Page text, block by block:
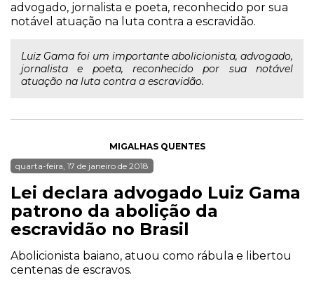
advogado, jornalista e poeta, reconhecido por sua
notável atuação na luta contra a escravidão.
Luiz Gama foi um importante abolicionista, advogado,
jornalista e poeta, reconhecido por sua notável
atuação na luta contra a escravidão.
MIGALHAS QUENTES
quarta-feira, 17 de janeiro de 2018
Lei declara advogado Luiz Gama
patrono da abolição da
escravidão no Brasil
Abolicionista baiano, atuou como rábula e libertou
centenas de escravos.